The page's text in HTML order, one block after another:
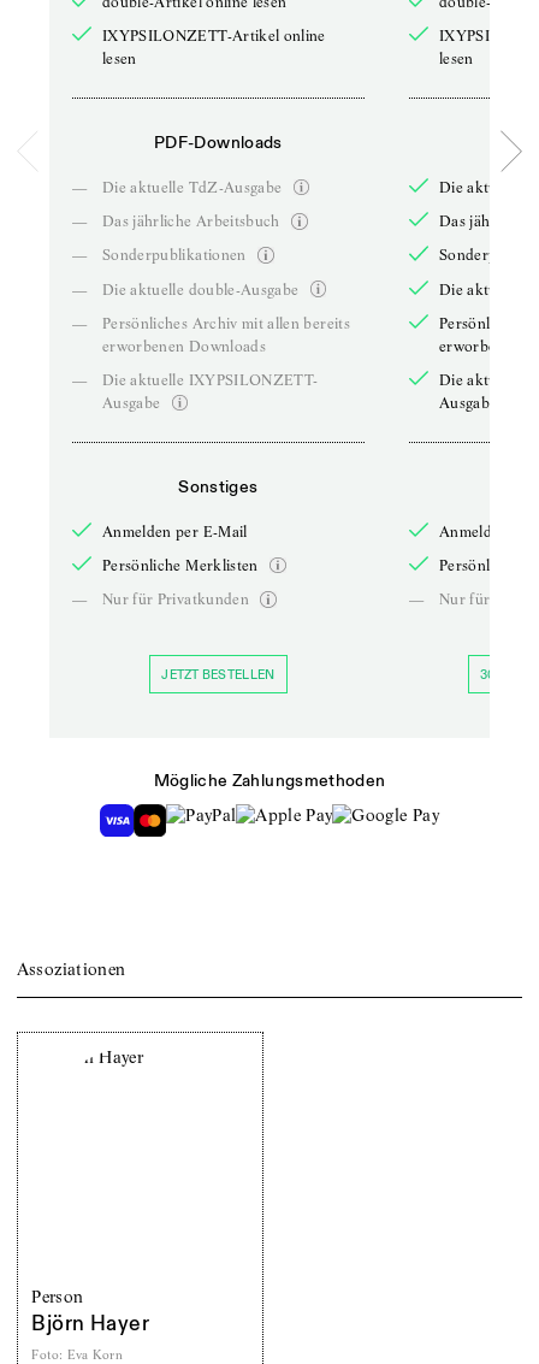
IXYPSILONZETT-Artikel online
lesen
PDF-Downloads
—
Die aktuelle TdZ-Ausgabe
—
Das jährliche Arbeitsbuch
—
Sonderpublikationen
—
Die aktuelle double-Ausgabe
—
Persönliches Archiv mit allen bereits
erworbenen Downloads
—
Die aktuelle IXYPSILONZETT-
Ausgabe
Sonstiges
Anmelden per E-Mail
Persönliche Merklisten
—
Nur für Privatkunden
JETZT BESTELLEN
lesen
Die aktuelle
Das jährliche
Die aktuelle
Persönliches
erworbenen
Die aktuelle
Ausgabe
Anmelden
Persönliche
—
Nur für
30 TAGE
Mögliche Zahlungsmethoden
Assoziationen
Person
Björn Hayer
Foto: Eva Korn